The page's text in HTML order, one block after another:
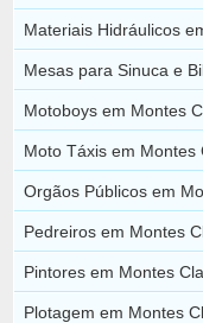
Materiais Hidráulicos
Mesas para Sinuca e
Motoboys em Montes
Moto Táxis em Montes
Orgãos Públicos em
Pedreiros em Montes
Pintores em Montes
Plotagem em Montes